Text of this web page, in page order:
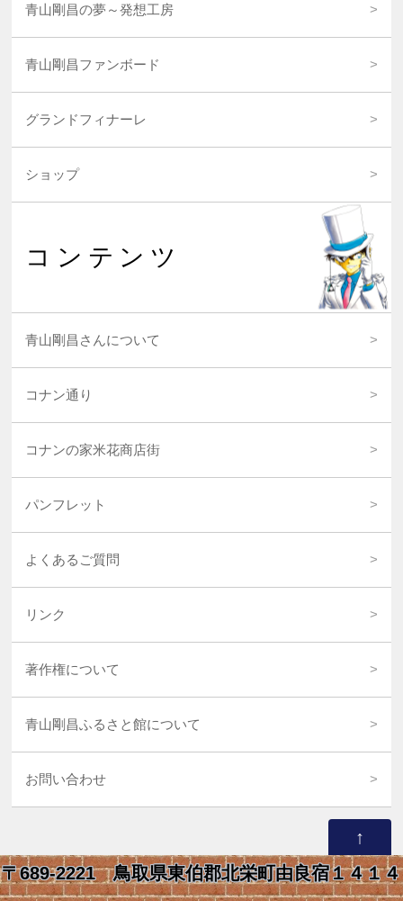
青山剛昌の夢～発想工房
青山剛昌ファンボード
グランドフィナーレ
ショップ
コンテンツ
青山剛昌さんについて
コナン通り
コナンの家米花商店街
パンフレット
よくあるご質問
リンク
著作権について
青山剛昌ふるさと館について
お問い合わせ
↑
〒689-2221 鳥取県東伯郡北栄町由良宿１４１４